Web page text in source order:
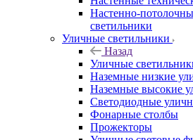
Настенно-
светильники
Уличные светильники
Назад
Уличные
Наземные низкие
Наземные высокие
Светодиодные
Фонарные столбы
Прожекторы